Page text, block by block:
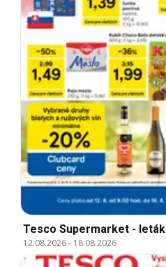
Tesco Supermarket - leták
12.08.2026- 18.08.2026